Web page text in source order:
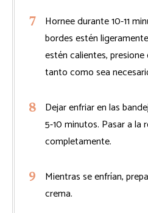
Hornee durante 10-11
bordes estén
estén calientes,
tanto como sea
Dejar enfriar en las
5-10 minutos. Pasar a la
completamente.
Mientras se enfrían,
crema.